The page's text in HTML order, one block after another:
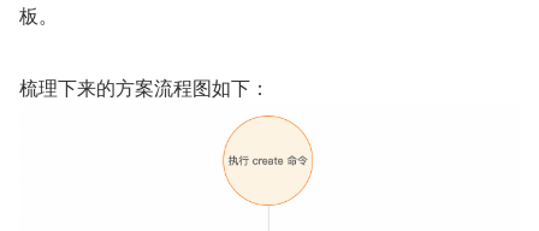
板。
梳理下来的方案流程图如下：